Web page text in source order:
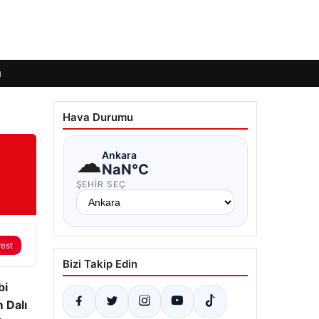
Hava Durumu
☁Ankara
NaN°C
ŞEHIR SEÇ
Bizi Takip Edin